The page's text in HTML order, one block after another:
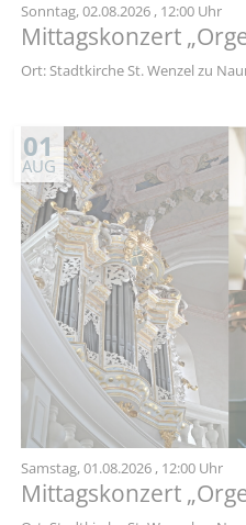
Sonntag,02.08.2026 , 12:00 Uhr
Mittagskonzert
Ort: Stadtkirche St. Wenzel zu
01
AUG
Samstag,01.08.2026 , 12:00 Uhr
Mittagskonzert